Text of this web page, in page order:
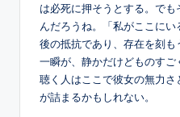
は必死に押そうとする。で
んだろうね。「私がここに
後の抵抗であり、存在を刻
一瞬が、静かだけどものすご
聴く人はここで彼女の無力
が詰まるかもしれない。